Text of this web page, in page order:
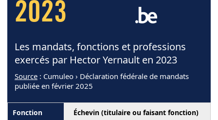
2023
Les mandats, fonctions et professions
exercés par Hector Yernault en 2023
Source : Cumuleo › Déclaration fédérale de mandats
publiée en février 2025
Échevin (titulaire ou faisant fonction)